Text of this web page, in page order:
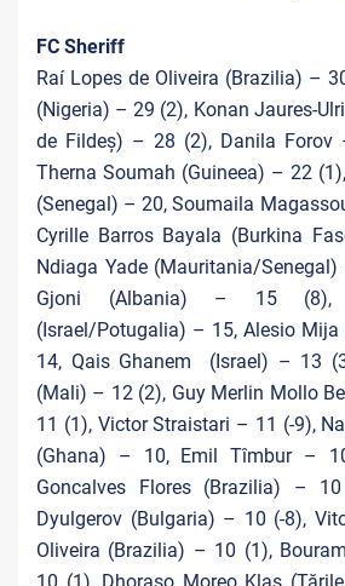
FC Sheriff
Raí Lopes de Oliveira (Brazilia) –
(Nigeria) – 29 (2), Konan Jaures-
de Fildeș) – 28 (2), Danila Forov
Therna Soumah (Guineea) – 22
(Senegal) – 20, Soumaila
Cyrille Barros Bayala (Burkina
Ndiaga Yade (Mauritania/
Gjoni (Albania) – 15 (8),
(Israel/Potugalia) – 15, Alesio
14, Qais Ghanem (Israel) – 13
(Mali) – 12 (2), Guy Merlin Mollo
11 (1), Victor Straistari – 11 (-9),
(Ghana) – 10, Emil Tîmbur –
Goncalves Flores (Brazilia) –
Dyulgerov (Bulgaria) – 10 (-8),
Oliveira (Brazilia) – 10 (1),